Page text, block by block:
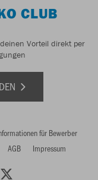
CLUB
Vorteil direkt per
für Bewerber
AGB Impressum